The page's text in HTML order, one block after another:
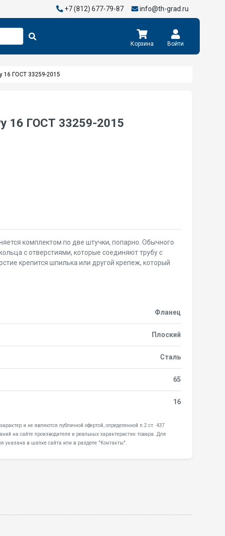
+7 (812) 677-79-87 info@th-grad.ru
Корзина Войти
16 ГОСТ 33259-2015
16 ГОСТ 33259-2015
комплектом по две штучки, попарно. Обычного
с отверстиями, которые соединяют трубу с
крепится шпилька или другой крепеж, который
Фланец
Плоский
Сталь
65
16
и не являются публичной офертой, определенной п.2 ст. 437
на сайте производителя и реальных характеристик товара. Для
указана в шапке сайта или в разделе "Контакты".